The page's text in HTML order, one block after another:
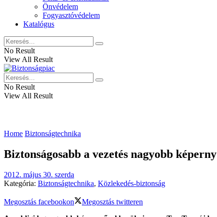
Önvédelem
Fogyasztóvédelem
Katalógus
No Result
View All Result
No Result
View All Result
Home Biztonságtechnika
Biztonságosabb a vezetés nagyobb
2012. május 30. szerda
Kategória: Biztonságtechnika, Közlekedés-biztonság
Megosztás facebookon
Megosztás twitteren